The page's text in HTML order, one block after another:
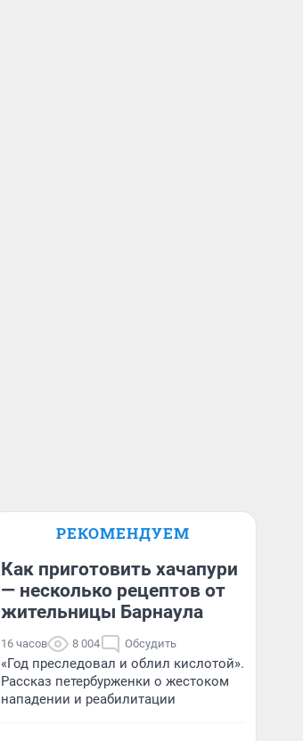
РЕКОМЕНДУЕМ
Как приготовить хачапури
— несколько рецептов от
жительницы Барнаула
16 часов 8 004 Обсудить
«Год преследовал и облил кислотой».
Рассказ петербурженки о жестоком
нападении и реабилитации